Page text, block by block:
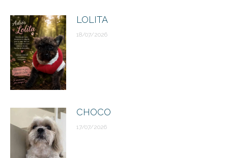
LOLITA
18/07/2026
CHOCO
17/07/2026